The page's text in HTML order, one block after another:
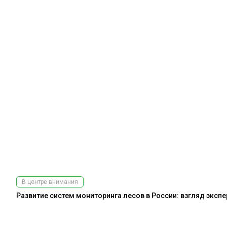
В центре внимания
Развитие систем мониторинга лесов в России: взгляд